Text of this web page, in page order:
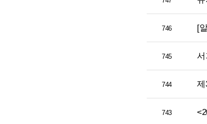
746 [
745
744 제
743